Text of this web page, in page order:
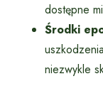
dostępne
Środki
niezwykle